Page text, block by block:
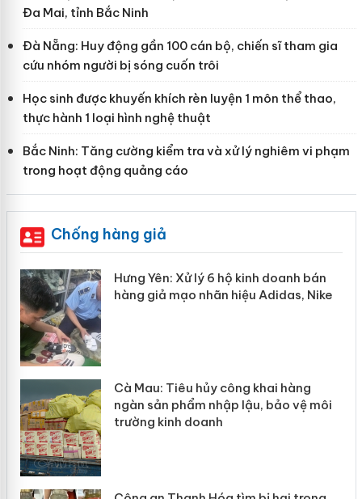
Đa Mai, tỉnh Bắc Ninh
Đà Nẵng: Huy động gần 100 cán bộ, chiến sĩ tham gia
cứu nhóm người bị sóng cuốn trôi
Học sinh được khuyến khích rèn luyện 1 môn thể thao,
thực hành 1 loại hình nghệ thuật
Bắc Ninh: Tăng cường kiểm tra và xử lý nghiêm vi phạm
trong hoạt động quảng cáo
Chống hàng giả
Hưng Yên: Xử lý 6 hộ kinh doanh bán
hàng giả mạo nhãn hiệu Adidas, Nike
Cà Mau: Tiêu hủy công khai hàng
ngàn sản phẩm nhập lậu, bảo vệ môi
trường kinh doanh